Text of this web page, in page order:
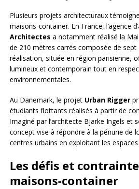
Plusieurs projets architecturaux
maisons-container. En France, l’agence
Architectes a notamment réalisé la
de 210 mètres carrés composée de sept
réalisation, située en région parisienne,
lumineux et contemporain tout en
environnementales.
Au Danemark, le projet Urban Rigger
étudiants flottants réalisés à partir de
Imaginé par l’architecte Bjarke Ingels et
concept vise à répondre à la pénurie de
centres urbains en exploitant les espaces
Les défis et
maisons-container